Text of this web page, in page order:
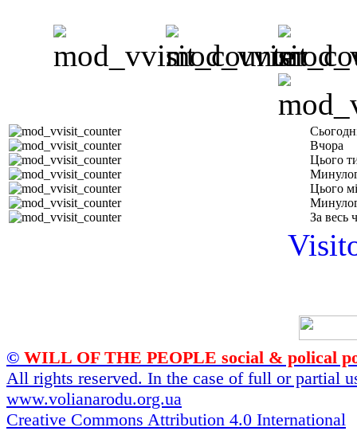
Вчора
Цього
Цього
За весь
© WILL OF THE PEOPLE social & polical
All rights reserved. In the case of full or partial
www.volianarodu.org.ua
Creative Commons Attribution 4.0 International